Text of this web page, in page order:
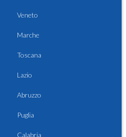
Veneto
Marche
Toscana
Lazio
Abruzzo
Puglia
Calabria